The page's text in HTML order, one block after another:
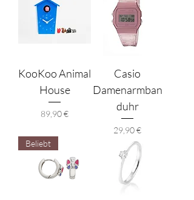
KooKoo Animal
House
Preis
89,90 €
Casio
Damenarmban
duhr
Preis
29,90 €
Beliebt